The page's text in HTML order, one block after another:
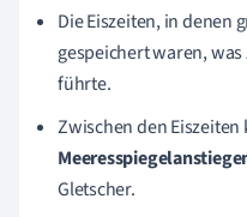
Die Eiszeiten, in denen
gespeichert waren, was
führte.
Zwischen den Eiszeiten
Gletscher.